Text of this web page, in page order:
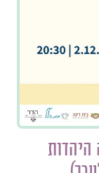
היהדות